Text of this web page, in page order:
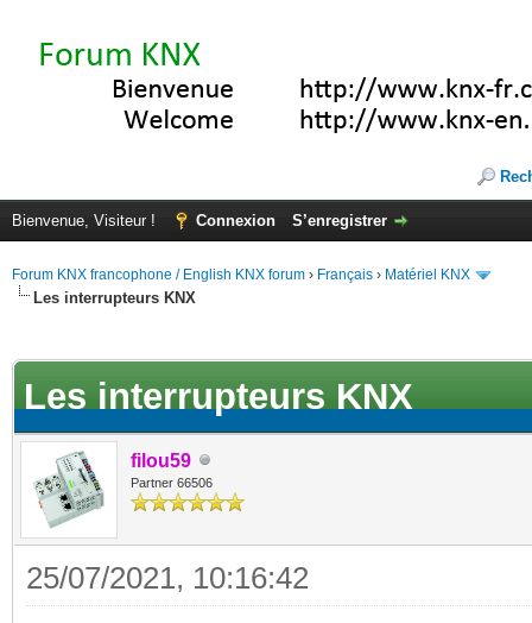
Bienvenue, Visiteur ! Connexion S’enregistrer
Forum KNX francophone / English KNX forum › Français › Matériel KNX
Les interrupteurs KNX
Les interrupteurs KNX
filou59
Partner 66506
25/07/2021, 10:16:42